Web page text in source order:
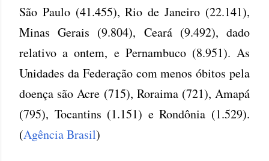
São Paulo (41.455), Rio de Janeiro (22.141),
Minas Gerais (9.804), Ceará (9.492), dado
relativo a ontem, e Pernambuco (8.951). As
Unidades da Federação com menos óbitos pela
doença são Acre (715), Roraima (721), Amapá
(795), Tocantins (1.151) e Rondônia (1.529).
(Agência Brasil)